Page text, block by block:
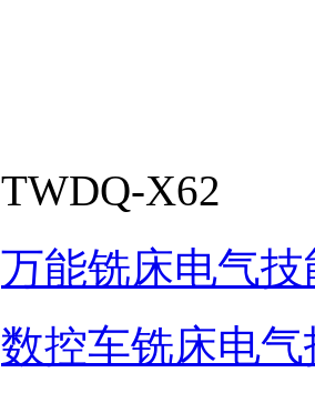
TWDQ-X62
万能铣床电气
数控车铣床电